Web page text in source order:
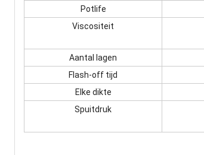
Potlife
Viscositeit
Aantal lagen
Flash-off tijd
Elke dikte
Spuitdruk